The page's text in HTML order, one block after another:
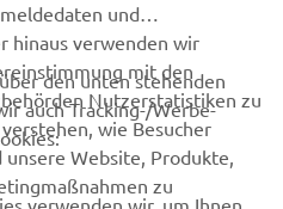
und
hinaus verwenden wir
mit den
Nutzerstatistiken zu
wie Besucher
Website, Produkte,
zu
den unten stehenden
auch Tracking-/Werbe-
verwenden wir, um Ihnen